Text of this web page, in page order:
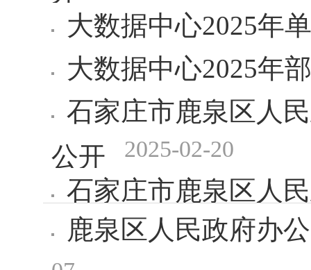
大数据中心2025年
大数据中心2025年
石家庄市鹿泉区人
公开 2025-02-20
石家庄市鹿泉区人
开 2025-02-20
鹿泉区人民政府办